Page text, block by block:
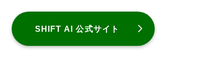
SHIFT AI 公式サイト